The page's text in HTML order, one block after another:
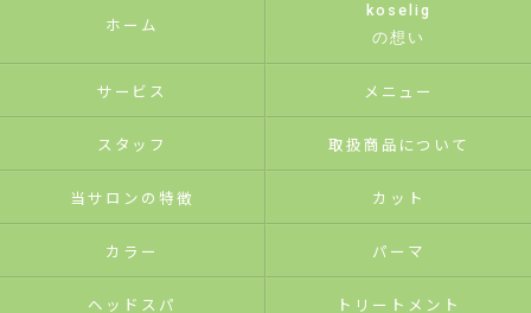
ホーム
koselig
の想い
サービス メニュー
スタッフ 取扱商品について
当サロンの特徴 カット
カラー パーマ
ヘッドスパ トリートメント